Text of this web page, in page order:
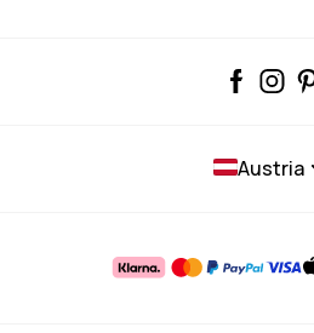
Austria